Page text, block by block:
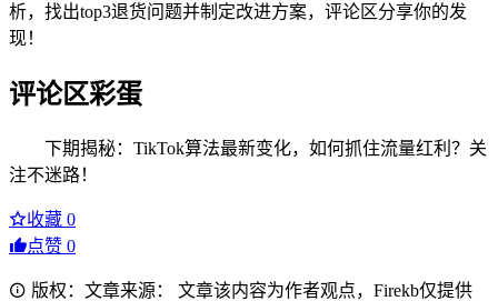
析，找出top3退货问题并制定改进方案，评论区分享你的发
现！
评论区彩蛋
下期揭秘：TikTok算法最新变化，如何抓住流量红利？关
注不迷路！
收藏 0
点赞 0
版权：文章来源： 文章该内容为作者观点，Firekb仅提供